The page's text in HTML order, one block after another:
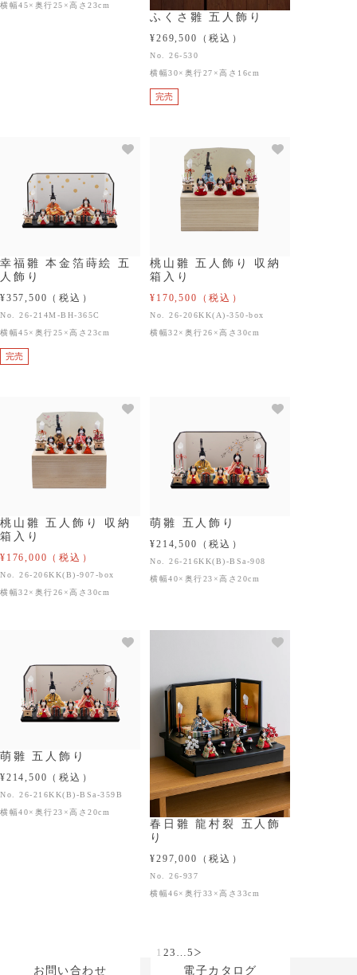
横幅45×奥行25×高さ23cm
完売
ふくさ雛 五人飾り
¥269,500 （税込）
No. 26-530
横幅30×奥行27×高さ16cm
完売
幸福雛 本金箔蒔絵 五
人飾り
¥357,500 （税込）
No. 26-214M-BH-365C
横幅45×奥行25×高さ23cm
桃山雛 五人飾り 収納
箱入り
¥170,500 （税込）
No. 26-206KK(A)-350-box
横幅32×奥行26×高さ30cm
桃山雛 五人飾り 収納
箱入り
¥176,000 （税込）
No. 26-206KK(B)-907-box
横幅32×奥行26×高さ30cm
萌雛 五人飾り
¥214,500 （税込）
No. 26-216KK(B)-BSa-908
横幅40×奥行23×高さ20cm
萌雛 五人飾り
¥214,500 （税込）
No. 26-216KK(B)-BSa-359B
横幅40×奥行23×高さ20cm
春日雛 龍村裂 五人飾
り
¥297,000 （税込）
No. 26-937
横幅46×奥行33×高さ33cm
1 23 …5 次のページ
お問い合わせ
電子カタログ